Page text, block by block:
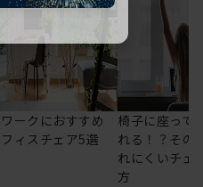
ークにおすすめ
ィスチェア5選
椅子に座って
れる！？その
れにくいチェ
方